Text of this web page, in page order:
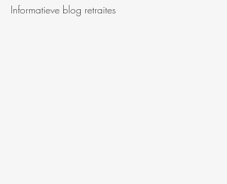
Informatieve blog retraites